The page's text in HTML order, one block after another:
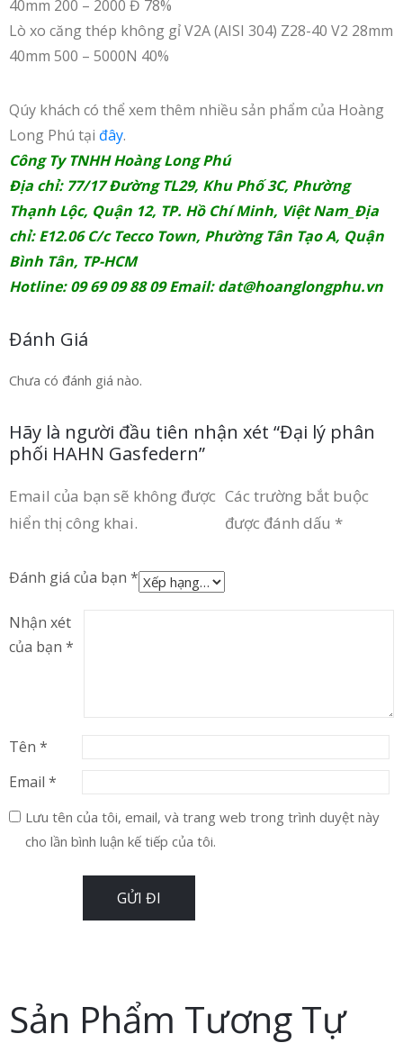
40mm 200 – 2000 Đ 78%
Lò xo căng thép không gỉ V2A (AISI 304) Z28-40 V2 28mm
40mm 500 – 5000N 40%
Qúy khách có thể xem thêm nhiều sản phẩm của Hoàng
Long Phú tại đây.
Công Ty TNHH Hoàng Long Phú
Địa chỉ: 77/17 Đường TL29, Khu Phố 3C, Phường
Thạnh Lộc, Quận 12, TP. Hồ Chí Minh, Việt Nam_Địa
chỉ: E12.06 C/c Tecco Town, Phường Tân Tạo A, Quận
Bình Tân, TP-HCM
Hotline: 09 69 09 88 09 Email:dat@hoanglongphu.vn
Đánh Giá
Chưa có đánh giá nào.
Hãy là người đầu tiên nhận xét “Đại lý phân
phối HAHN Gasfedern”
Email của bạn sẽ không được
hiển thị công khai.
Các trường bắt buộc
được đánh dấu *
Đánh giá của bạn *
Nhận xét
của bạn *
Tên *
Email *
Lưu tên của tôi, email, và trang web trong trình duyệt này
cho lần bình luận kế tiếp của tôi.
Sản Phẩm Tương Tự